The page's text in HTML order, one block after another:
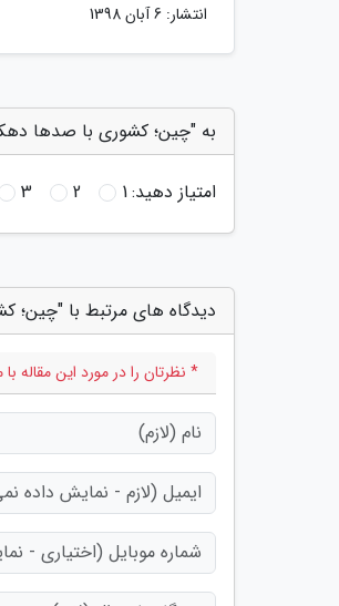
انتشار: 6 آبان 1398
به "چین؛ کشوری با صدها
امتیاز دهید:1
2
3
دیدگاه های مرتبط با
* نظرتان را در مورد این مقاله با